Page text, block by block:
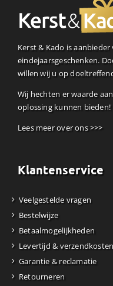
Kerst & Kado is
eindejaarsgeschenken.
willen wij u op
Wij hechten er waarde
oplossing kunnen bieden!
Lees meer over ons >>>
Klantenservice
Veelgestelde vragen
Bestelwijze
Betaalmogelijkheden
Levertijd & verzendkosten
Garantie & reclamatie
Retourneren